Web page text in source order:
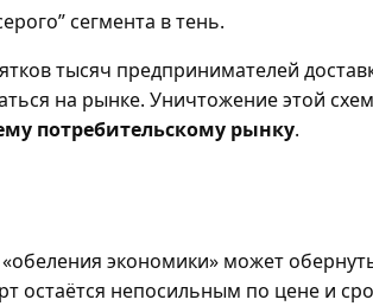
сегмента в тень.
тысяч предпринимателей
на рынке. Уничтожение этой
потребительскому рынку.
экономики» может
остаётся непосильным по цене и